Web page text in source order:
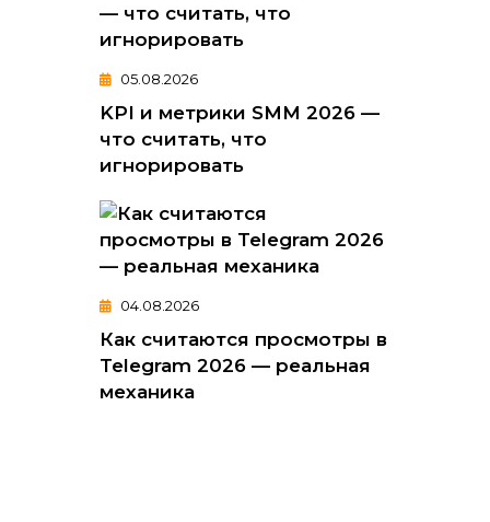
05.08.2026
KPI и метрики SMM 2026 —
что считать, что
игнорировать
04.08.2026
Как считаются просмотры в
Telegram 2026 — реальная
механика